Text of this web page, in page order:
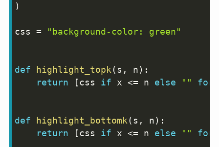
)
css = "background-color: green"
def highlight_topk(s , n) :
return
[css if x <= n else "" for
def highlight_bottomk(s , n) :
return
[css if x <= n else "" for